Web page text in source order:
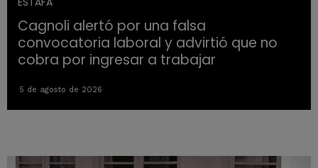
Cagnoli alertó por una falsa
convocatoria laboral y advirtió que no
cobra por ingresar a trabajar
5 de agosto de 2026